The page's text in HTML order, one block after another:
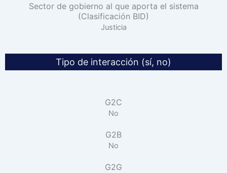
Sector de gobierno al que aporta el sistema
(Clasificación BID)
Justicia
Tipo de interacción (sí, no)
G2C
No
G2B
No
G2G